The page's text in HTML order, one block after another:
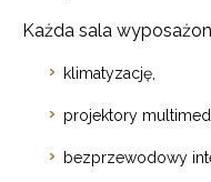
Każda sala
klimatyzację,
projektory
bezprzewodowy